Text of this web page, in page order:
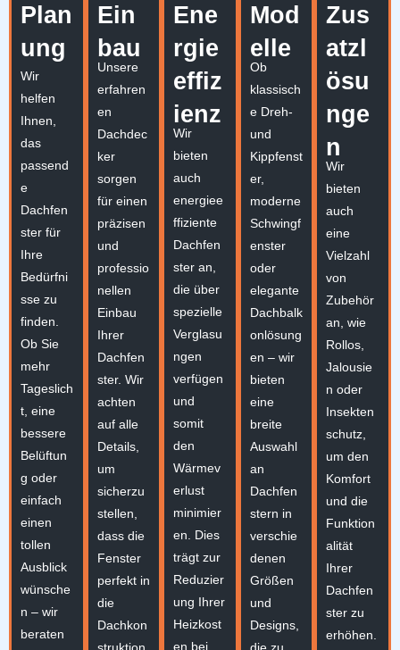
Plan
ung
Wir
helfen
Ihnen,
das
passend
e
Dachfen
ster für
Ihre
Bedürfni
sse zu
finden.
Ob Sie
mehr
Tageslich
t, eine
bessere
Belüftun
g oder
einfach
einen
tollen
Ausblick
wünsche
n – wir
beraten
Ein
bau
Unsere
erfahren
en
Dachdec
ker
sorgen
für einen
präzisen
und
professio
nellen
Einbau
Ihrer
Dachfen
ster. Wir
achten
auf alle
Details,
um
sicherzu
stellen,
dass die
Fenster
perfekt in
die
Dachkon
Ene
rgie
effiz
ienz
Wir
bieten
auch
energiee
ffiziente
Dachfen
ster an,
die über
spezielle
Verglasu
ngen
verfügen
und
somit
den
Wärmev
erlust
minimier
en. Dies
trägt zur
Reduzier
ung Ihrer
Heizkost
en bei
Mod
elle
Ob
klassisch
e Dreh-
und
Kippfenst
er,
moderne
Schwingf
enster
oder
elegante
Dachbalk
onlösung
en – wir
bieten
eine
breite
Auswahl
an
Dachfen
stern in
verschie
denen
Größen
und
Designs,
Zus
atzl
ösu
nge
n
Wir
bieten
auch
eine
Vielzahl
von
Zubehör
an, wie
Rollos,
Jalousie
n oder
Insekten
schutz,
um den
Komfort
und die
Funktion
alität
Ihrer
Dachfen
ster zu
erhöhen.